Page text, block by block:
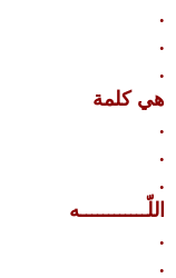
.
.
.
هي كلمة
.
.
.
اللّــــــــــــه
.
.